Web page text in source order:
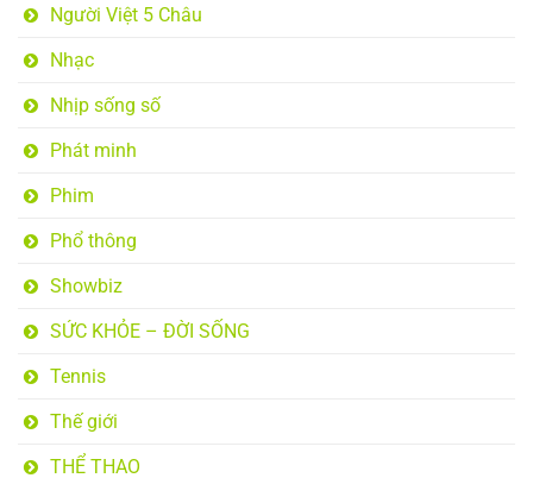
Người Việt 5 Châu
Nhạc
Nhịp sống số
Phát minh
Phim
Phổ thông
Showbiz
SỨC KHỎE – ĐỜI SỐNG
Tennis
Thế giới
THỂ THAO